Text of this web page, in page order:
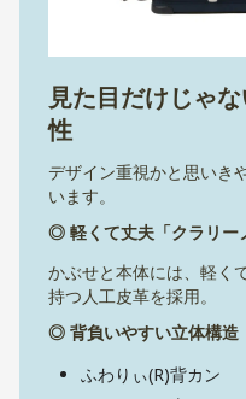
見た目だけじゃ
性
デザイン重視かと思いき
います。
◎ 軽くて丈夫「クラリー
かぶせと本体には、軽く
持つ人工皮革を採用。
◎ 背負いやすい立体構造
ふわりぃ(R)背カン